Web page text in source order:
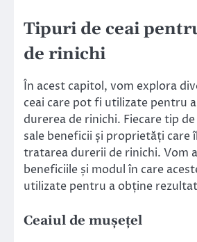
Tipuri de ceai
de rinichi
În acest capitol, vom explora
ceai care pot fi utilizate pentru
durerea de rinichi. Fiecare tip
sale beneficii și proprietăți care
tratarea durerii de rinichi. Vom
beneficiile și modul în care
utilizate pentru a obține
Ceaiul de mușețel